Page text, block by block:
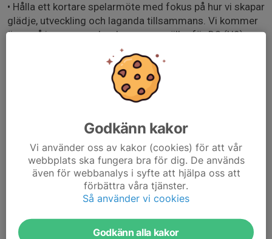
• Hålla ett kortare spelarmöte med fokus på hur vi skapar
glädje, utveckling och laganda tillsammans. Vi kommer
även gå igenom spelreglerna som gäller för D2 (U9).
• Förhoppningsvis har vi matchtröjor att dela ut till alla
Svara på kallelsen senast fredag innan isträningen
börjar: så vi kan beställa rätt mängd mat.
• 17:10 - 17:40 Spelarmöte i konferensrummet Pucken.
• 17:45 - 18:30 Spelarna äter pizza och umgås.
Vi ser fram emot en härlig stund tillsammans med laget!
Mvh,
Ledarna och föräldraföreningen
Godkänn kakor
Vi använder oss av kakor (cookies) för att vår
webbplats ska fungera bra för dig. De används
även för webbanalys i syfte att hjälpa oss att
förbättra våra tjänster.
Så använder vi cookies
Godkänn alla kakor